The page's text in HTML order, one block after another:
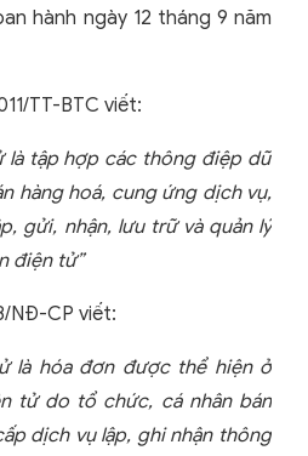
hành ngày 12 tháng 9 năm
TT-BTC viết:
là tập hợp các thông điệp dữ
hàng hoá, cung ứng dịch vụ,
gửi, nhận, lưu trữ và quản lý
điện tử”
NĐ-CP viết:
là hóa đơn được thể hiện ở
tử do tổ chức, cá nhân bán
dịch vụ lập, ghi nhận thông